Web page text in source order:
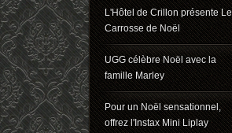
L'Hôtel de Crillon présente Le
Carrosse de Noël
UGG célèbre Noël avec la
famille Marley
Pour un Noël sensationnel,
offrez l'Instax Mini Liplay